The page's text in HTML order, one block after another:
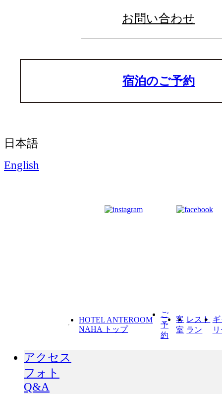
お問い合わせ
宿泊のご予約
日本語
English
HOTEL ANTEROOM
NAHA トップ
ご
予
約
客
室
レスト
ラン
アクセス
フォト
Q&A